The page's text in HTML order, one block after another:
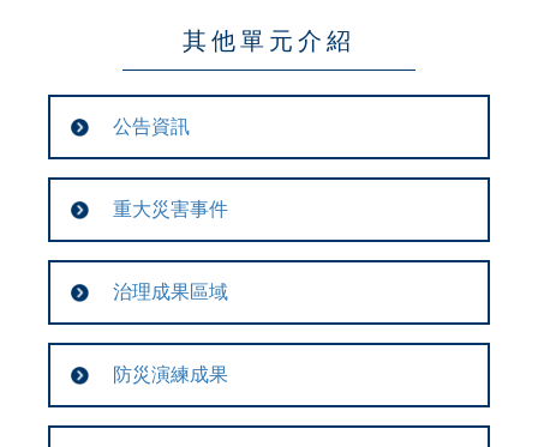
其他單元介紹
公告資訊
重大災害事件
治理成果區域
防災演練成果